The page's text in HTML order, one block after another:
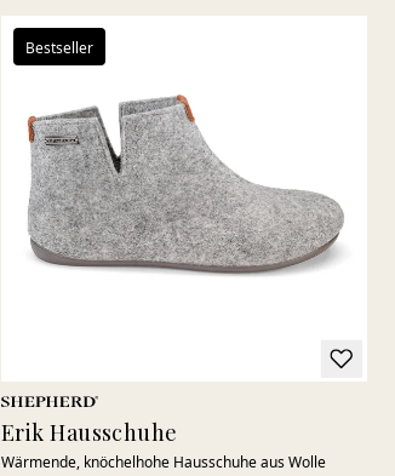
Bestseller
Erik Hausschuhe
Wärmende, knöchelhohe Hausschuhe aus Wolle